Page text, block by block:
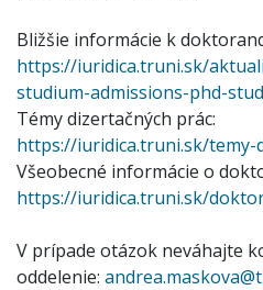
Bližšie informácie k
https://iuridica.truni.sk/
studium-admissions-phd-
Témy dizertačných prác:
https://iuridica.truni.sk/temy-
Všeobecné informácie o
https://iuridica.truni.sk/
V prípade otázok neváhajte
oddelenie: